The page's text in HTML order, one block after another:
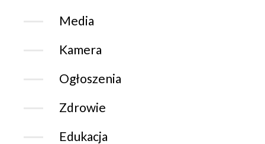
Media
Kamera
Ogłoszenia
Zdrowie
Edukacja